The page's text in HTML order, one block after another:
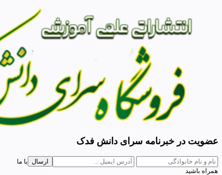
عضویت در خبرنامه سرای دانش فدک
ارسال
با ما
همراه باشید